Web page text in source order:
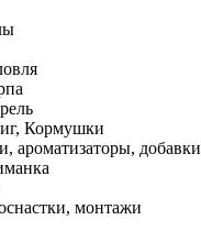
Кормушки
ароматизаторы, добавки
монтажи